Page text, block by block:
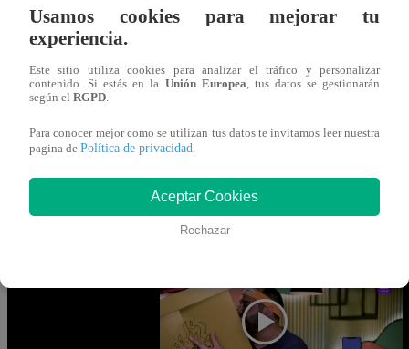
ocasiones. Esto no pasó por desapercibido por José
Armando procedió a revelar cómo se dio esto y dónde
grande”, contó Machuca en el confesionario.
Este martes 12 de diciembre, Karina Calmet, Armando
poner a prueba su sazón para no ser eliminados de “El
lograrán salvarse y pasar a la siguiente etapa?
Usamos cookies para mejorar tu
experiencia.
Este sitio utiliza cookies para analizar el tráfico y personalizar
contenido. Si estás en la Unión Europea , tus datos se gestionarán
según el RGPD
Para conocer mejor como se utilizan tus datos te invitamos leer nuestra
pagina de Política de privacidad
Aceptar Cookies
Rechazar